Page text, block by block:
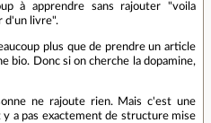
à apprendre sans rajouter "voila
d'un livre".
plus que de prendre un article
bio. Donc si on cherche la dopamine,
ne rajoute rien. Mais c'est une
a pas exactement de structure mise